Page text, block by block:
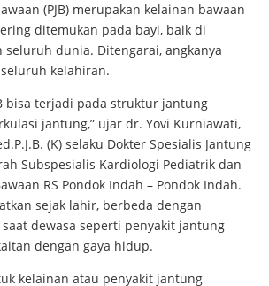
(PJB) merupakan kelainan bawaan
ditemukan pada bayi, baik di
seluruh dunia. Ditengarai, angkanya
kelahiran.
bisa terjadi pada struktur jantung
jantung,” ujar dr. Yovi Kurniawati,
(K) selaku Dokter Spesialis Jantung
Subspesialis Kardiologi Pediatrik dan
RS Pondok Indah – Pondok Indah.
sejak lahir, berbeda dengan
dewasa seperti penyakit jantung
dengan gaya hidup.
kelainan atau penyakit jantung